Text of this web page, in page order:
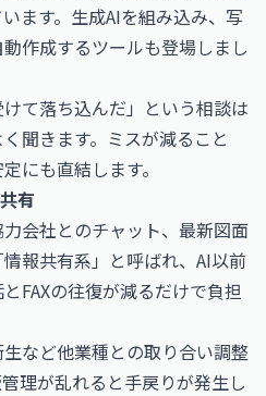
ます。生成AIを組み込み、写
作成するツールも登場しまし
けて落ち込んだ」という相談は
聞きます。ミスが減ること
にも直結します。
有
会社とのチャット、最新図面
報共有系」と呼ばれ、AI以前
FAXの往復が減るだけで負担
など他業種との取り合い調整
理が乱れると手戻りが発生し